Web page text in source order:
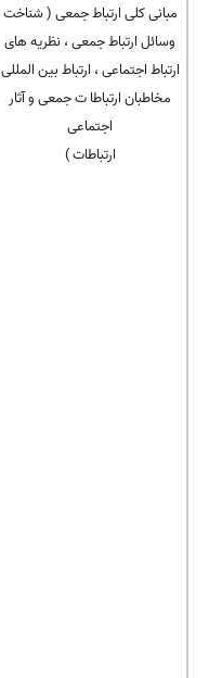
مبانی کلی ارتباط جمعی ( شناخت
وسائل ارتباط جمعی ، نظریه های
ارتباط اجتماعی ، ارتباط بین المللی
مخاطبان ارتباطا ت جمعی و آثار
اجتماعی
ارتباطات )